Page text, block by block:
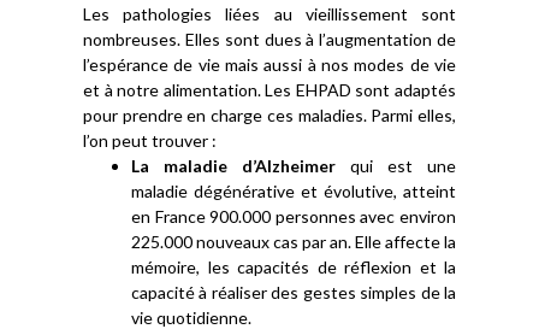
Les pathologies liées au vieillissement sont
nombreuses. Elles sont dues à l’augmentation de
l’espérance de vie mais aussi à nos modes de vie
et à notre alimentation. Les EHPAD sont adaptés
pour prendre en charge ces maladies. Parmi elles,
l’on peut trouver :
La maladie d’Alzheimer qui est une
maladie dégénérative et évolutive, atteint
en France 900.000 personnes avec environ
225.000 nouveaux cas par an. Elle affecte la
mémoire, les capacités de réflexion et la
capacité à réaliser des gestes simples de la
vie quotidienne.